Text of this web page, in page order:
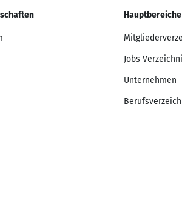
Hauptbereiche
Jobs
Unternehmen